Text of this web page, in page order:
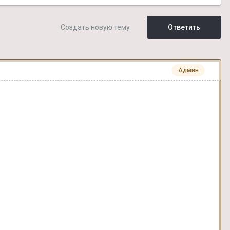
Ответить
Создать новую тему
Админ